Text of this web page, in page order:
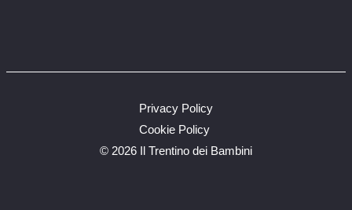
© 2026 Il Trentino dei Bambini
Privacy Policy
Cookie Policy